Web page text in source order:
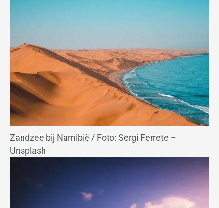
Zandzee bij Namibië / Foto: Sergi Ferrete –
Unsplash